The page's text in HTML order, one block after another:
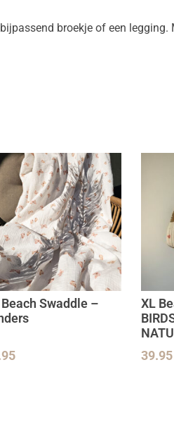
broekje of een
Swaddle –
XL
39.95